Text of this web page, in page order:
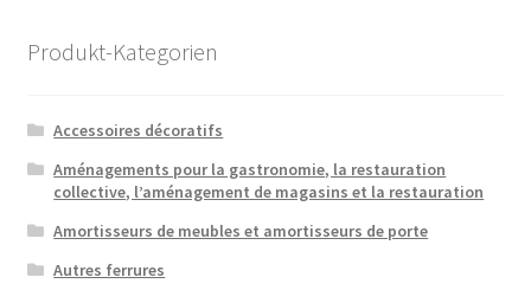
Produkt-Kategorien
Accessoires décoratifs
Aménagements pour la gastronomie, la restauration
collective, l’aménagement de magasins et la restauration
Amortisseurs de meubles et amortisseurs de porte
Autres ferrures